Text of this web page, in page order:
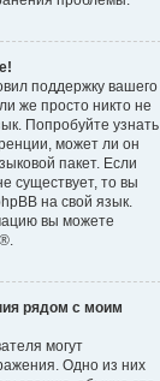
поддержку вашего
же просто никто не
Попробуйте узнать
может ли он
пакет. Если
существует, то вы
на свой язык.
вы можете
®.
рядом с моим
могут
Одно из них